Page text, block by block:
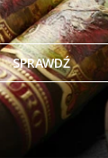
SPRAWDŹ